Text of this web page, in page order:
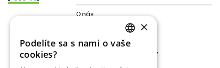
O nás
Štruktúra spoločnosti
Galéria
Ochrana osobných údajov
SLOVAK
×
Podelíte sa s nami o vaše
cookies?